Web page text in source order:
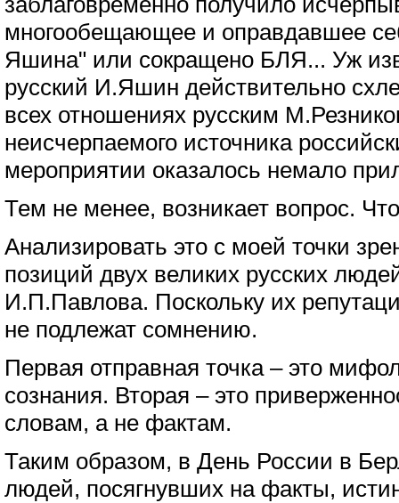
многообещающее и оправдавшее
Яшина" или сокращено БЛЯ... Уж
русский И.Яшин действительно
всех отношениях русским
неисчерпаемого источника
мероприятии оказалось немало
Тем не менее, возникает вопрос.
Анализировать это с моей точки
позиций двух великих русских
И.П.Павлова. Поскольку их
не подлежат сомнению.
Первая отправная точка – это
сознания. Вторая – это
словам, а не фактам.
Таким образом, в День России в
людей, посягнувших на факты,